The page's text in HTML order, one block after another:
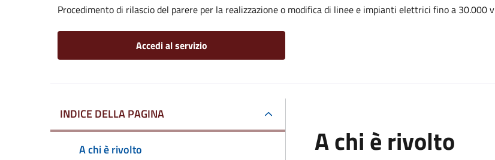
Procedimento di rilascio del parere per la realizzazione o modifica di linee e impianti elettrici fino a 30.000 v
Accedi al servizio
INDICE DELLA PAGINA
A chi è rivolto
A chi è rivolto